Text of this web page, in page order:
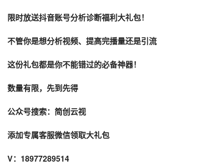
限时放送抖音账号分析诊断福利大礼包！
不管你是想分析视频、提高完播量还是引流
这份礼包都是你不能错过的必备神器！
数量有限，先到先得
公众号搜索：简创云视
添加专属客服微信领取大礼包
V：18977289514